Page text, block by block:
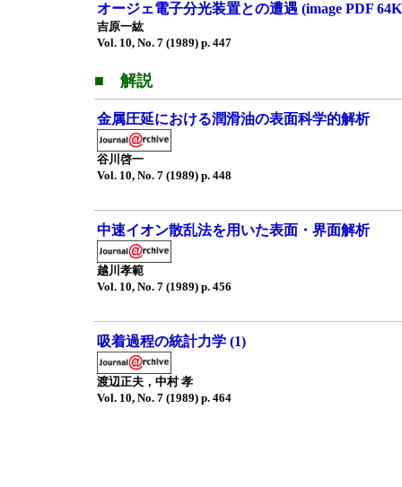
オージェ電子分光装置との遭遇 (image PDF
吉原一紘
Vol. 10, No. 7 (1989) p. 447
■ 解説
金属圧延における潤滑油の表面科学的解析
谷川啓一
Vol. 10, No. 7 (1989) p. 448
中速イオン散乱法を用いた表面・界面解析
越川孝範
Vol. 10, No. 7 (1989) p. 456
吸着過程の統計力学 (1)
渡辺正夫，中村 孝
Vol. 10, No. 7 (1989) p. 464